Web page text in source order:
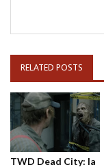
RELATED POSTS
TWD Dead City: la